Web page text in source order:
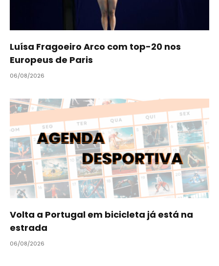
Luísa Fragoeiro Arco com top-20 nos
Europeus de Paris
06/08/2026
Volta a Portugal em bicicleta já está na
estrada
06/08/2026